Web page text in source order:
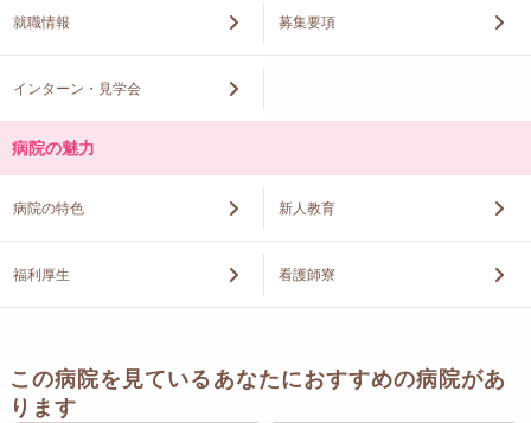
就職情報 募集要項
インターン・見学会
病院の魅力
病院の特色 新人教育
福利厚生 看護師寮
この病院を見ているあなたにおすすめの病院があ
ります